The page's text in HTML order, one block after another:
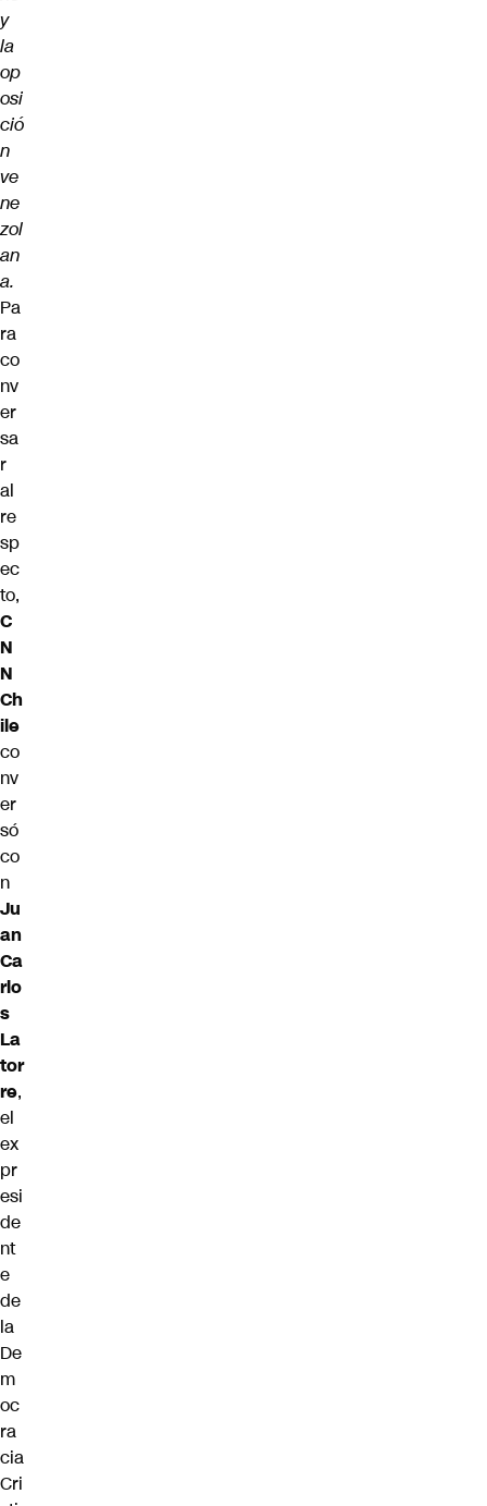
y
la
op
osi
ció
n
ve
ne
zol
an
a.
Pa
ra
co
nv
er
sa
r
al
re
sp
ec
to,
C
N
N
Ch
ile
co
nv
er
só
co
n
Ju
an
Ca
rlo
s
La
tor
re,
el
ex
pr
esi
de
nt
e
de
la
De
m
oc
ra
cia
Cri